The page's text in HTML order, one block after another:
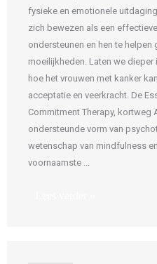
fysieke en emotionele
zich bewezen als een
ondersteunen en hen te helpen
moeilijkheden. Laten we
hoe het vrouwen met kanker
acceptatie en veerkracht. De
Commitment Therapy, kortweg
ondersteunde vorm van
wetenschap van mindfulness
voornaamste ...